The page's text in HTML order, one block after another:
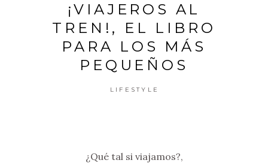
¡VIAJEROS AL
TREN!, EL LIBRO
PARA LOS MÁS
PEQUEÑOS
LIFESTYLE
¿Qué tal si viajamos?,